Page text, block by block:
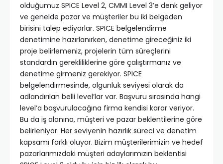
olduğumuz SPICE Level 2, CMMI Level 3’e denk geliyor
ve genelde pazar ve müşteriler bu iki belgeden
birisini talep ediyorlar. SPICE belgelendirme
denetimine hazırlanırken, denetime gireceğiniz iki
proje belirlemeniz, projelerin tüm süreçlerini
standardın gerekliliklerine göre çalıştırmanız ve
denetime girmeniz gerekiyor. SPICE
belgelendirmesinde, olgunluk seviyesi olarak da
adlandırılan belli level’lar var. Başvuru sırasında hangi
level’a başvurulacağına firma kendisi karar veriyor.
Bu da iş alanına, müşteri ve pazar beklentilerine göre
belirleniyor. Her seviyenin hazırlık süreci ve denetim
kapsamı farklı oluyor. Bizim müşterilerimizin ve hedef
pazarlarımızdaki müşteri adaylarımızın beklentisi